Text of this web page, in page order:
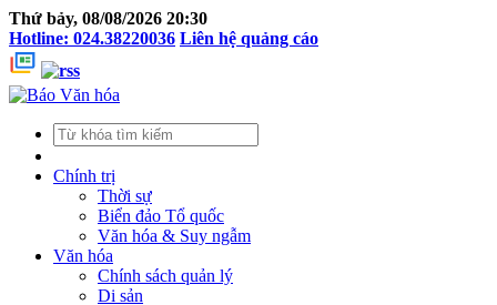
Thứ bảy, 08/08/2026 20:30
Hotline: 024.38220036 Liên hệ quảng cáo
Chính trị
Thời sự
Biển đảo Tổ quốc
Văn hóa & Suy ngẫm
Văn hóa
Chính sách quản lý
Di sản